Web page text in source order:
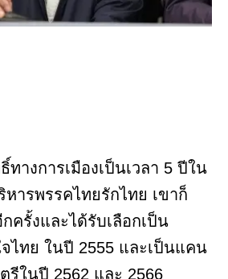
างการเมืองเป็นเวลา 5 ปีใน
หารพรรคไทยรักไทย เขาก็
ครั้งและได้รับเลือกเป็น
ไทย ในปี 2555 และเป็นแคน
รีในปี 2562 และ 2566